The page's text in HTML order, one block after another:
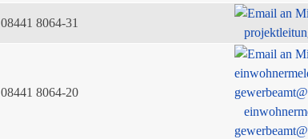
08441 8064-31
08441 8064-20